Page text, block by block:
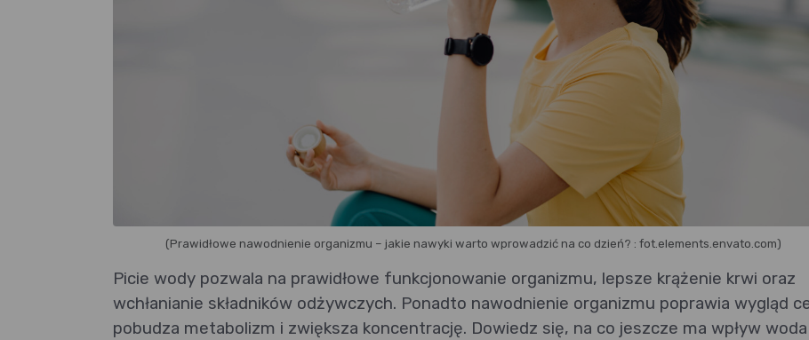
(Prawidłowe nawodnienie organizmu – jakie nawyki warto wprowadzić na co dzień? : fot.elements.envato.com)
Picie wody pozwala na prawidłowe funkcjonowanie organizmu, lepsze krążenie krwi oraz
wchłanianie składników odżywczych. Ponadto nawodnienie organizmu poprawia wygląd
pobudza metabolizm i zwiększa koncentrację. Dowiedz się, na co jeszcze ma wpływ woda